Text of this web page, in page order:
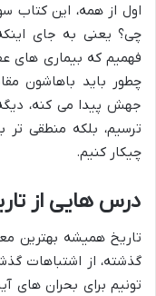
اول از همه، این کتاب
چی؟ یعنی به جای
فهمیم که بیماری های
چطور باید باهاشون
جهش پیدا می کنه،
ترسیم، بلکه منطقی
چیکار کنیم.
درس هایی از
تاریخ همیشه بهترین
گذشته، از اشتباهات
تونیم برای بحران های